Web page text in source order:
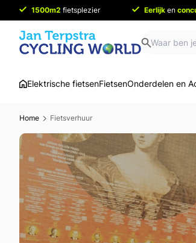
1500m2 fietsplezier Eerlijk en
Elektrische fietsenFietsenOnderdelen en
Home Fietsverhuur